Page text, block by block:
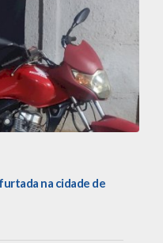
na cidade de